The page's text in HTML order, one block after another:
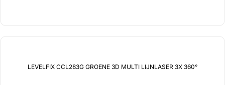
LEVELFIX CCL283G GROENE 3D MULTI LIJNLASER 3X 360°